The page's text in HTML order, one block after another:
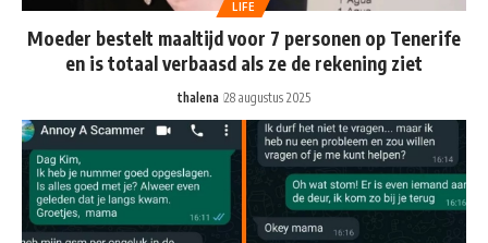
LIFE
Moeder bestelt maaltijd voor 7 personen op Tenerife
en is totaal verbaasd als ze de rekening ziet
thalena 28 augustus 2025